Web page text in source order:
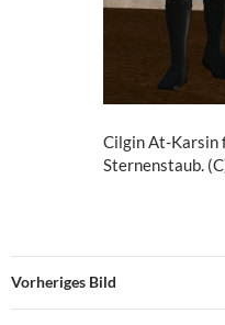
Cilgin At-Karsin
Sternenstaub.
Vorheriges Bild